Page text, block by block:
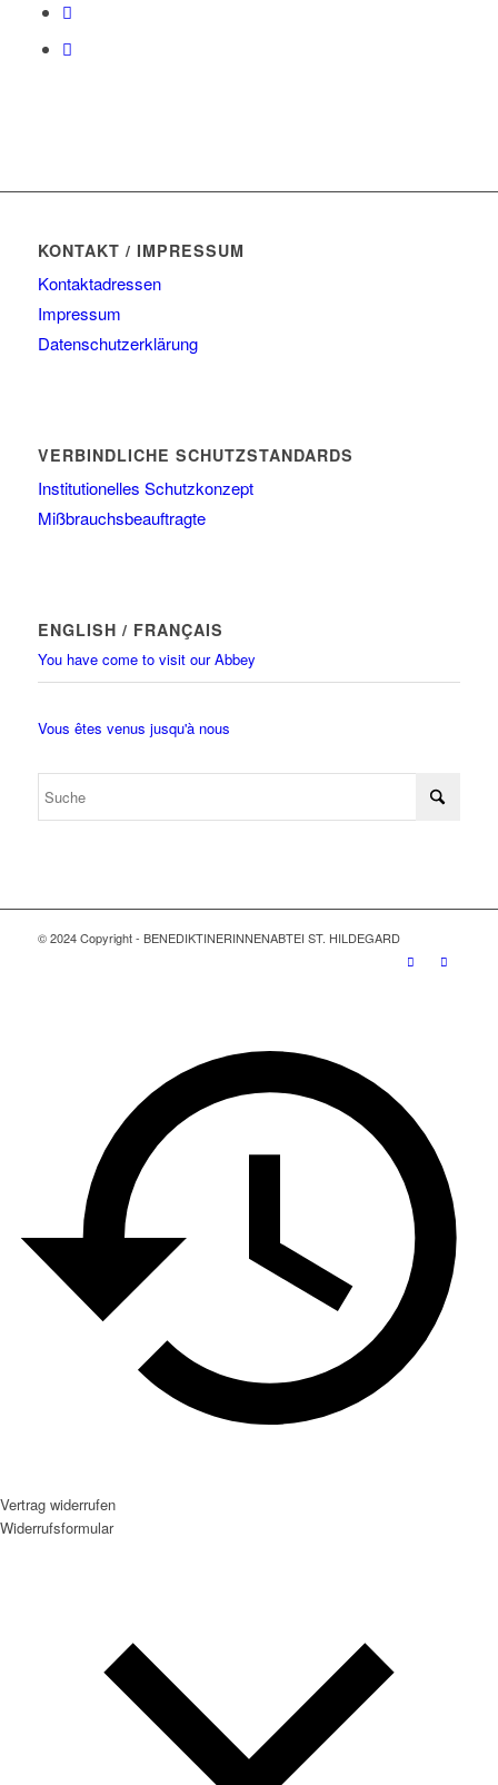
KONTAKT / IMPRESSUM
Kontaktadressen
Impressum
Datenschutzerklärung
VERBINDLICHE SCHUTZSTANDARDS
Institutionelles Schutzkonzept
Mißbrauchsbeauftragte
ENGLISH / FRANÇAIS
You have come to visit our Abbey
Vous êtes venus jusqu'à nous
© 2024 Copyright - BENEDIKTINERINNENABTEI ST. HILDEGARD
Vertrag widerrufen
Widerrufsformular